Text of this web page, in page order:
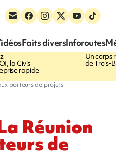
Faits diversInforoutes
Fin
la Civis
rapide
17:57
Un corps
de Trois-
porteurs de projets
Réunion
de